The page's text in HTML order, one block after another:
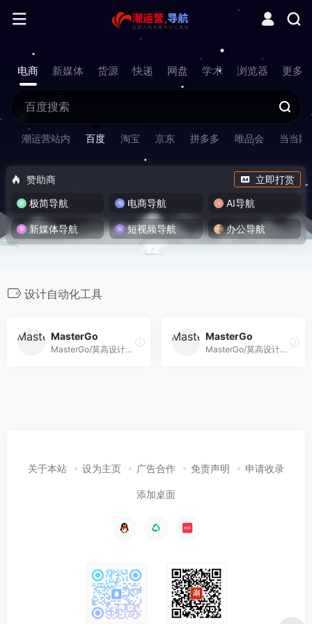
电商 新媒体 货源 快递 网盘 学术 浏览器 更多
潮运营站内 百度 淘宝 京东 拼多多 唯品会 当当网
赞助商
立即打赏
极简导航
电商导航 AI导航
新媒体导航 短视频导航 办公导航
设计自动化工具
MasterGo
MasterGo/莫高设计是AI时代企业级产品设计平台，贯穿产品设计研发的全链条在线协作工具,是可协作的在线sketch、国内版figma，提供在线产品设计、原型图制作设计、网页开发设计、产品交互设计、UI和UX设计工具等功能,支持多人实时协作,可快速搭建设计系统,为产品设计师、交互设计师、工程师以及产品经理提供更简单灵活的工作模式。
MasterGo
MasterGo/莫高设计是AI时代企业级产品设计平台，贯穿产品设计研发的全链条在线协作工具,是可协作的在线sketch、国内版figma，提供在线产品设计、原型图制作设计、网页开发设计、产品交互设计、UI和UX设计工具等功能,支持多人实时协作,可快速搭建设计系统,为产品设计师、交互设计师、工程师以及产品经理提供更简单灵活的工作模式。
关于本站 设为主页 广告合作 免责声明 申请收录
添加桌面